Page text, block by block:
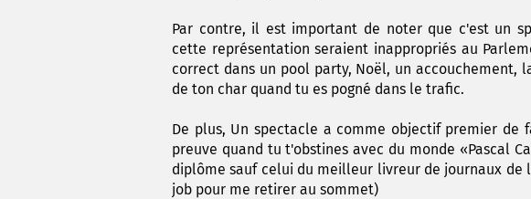
Par contre, il est important de noter que c'est un
cette représentation seraient inappropriés au
correct dans un pool party, Noël, un accouchement,
de ton char quand tu es pogné dans le trafic.
De plus, Un spectacle a comme objectif premier de
preuve quand tu t'obstines avec du monde «Pascal
diplôme sauf celui du meilleur livreur de journaux de
job pour me retirer au sommet)